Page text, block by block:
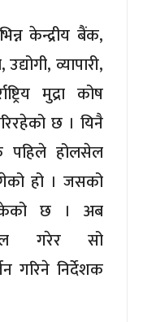
केन्द्रीय बैंक,
व्यापारी,
मुद्रा कोष
छ । यिनै
पहिले होलसेल
हो । जसको
छ । अब
गरेर सो
गरिने निर्देशक